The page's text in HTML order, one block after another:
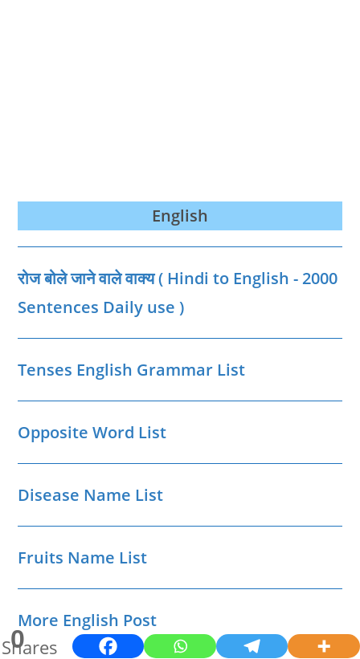
0
Shares
English
रोज बोले जाने वाले वाक्‍य ( Hindi to English - 2000
Sentences Daily use )
Tenses English Grammar List
Opposite Word List
Disease Name List
Fruits Name List
More English Post